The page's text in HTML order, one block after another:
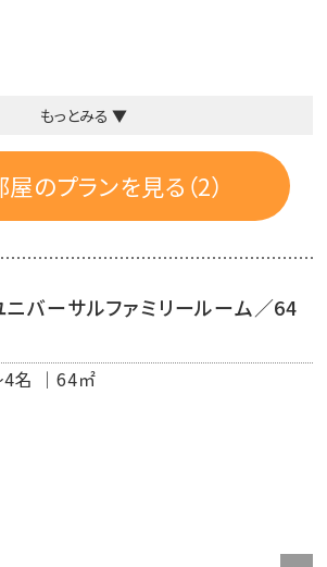
BSデジタル）・電話・電気ポット・目覚
ローゼット
ブラシ・ヒゲソリ・ボディーソープ・シャ
ハンドソープ・フェイスタオル・バスタオ
スSセット、スキンケアセット)
もっとみる ▼
のプランを見る（2）
ニバーサルファミリールーム／64
名 64㎡